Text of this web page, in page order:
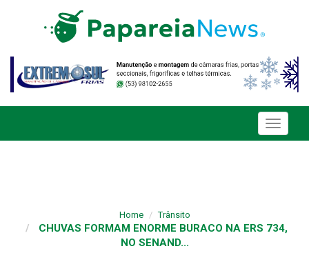
Toggle
Home Trânsito
CHUVAS FORMAM ENORME BURACO NA ERS 734,
NO SENAND...